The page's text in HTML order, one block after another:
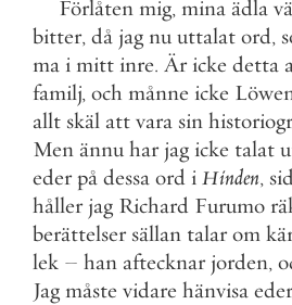
Förlåten mig, mina ädla
bitter, då jag nu uttalat ord,
ma i mitt inre. Är icke detta
familj, och månne icke
allt skäl att vara sin
Men ännu har jag icke talat
eder på dessa ord i Hinden,
håller jag Richard Furumo
berättelser sällan talar om
lek – han aftecknar jorden,
Jag måste vidare hänvisa eder